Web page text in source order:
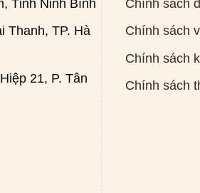
Tỉnh Ninh Bình
Thanh, TP. Hà
21, P. Tân
Chính sách
Chính sách
Chính sách
Chính sách